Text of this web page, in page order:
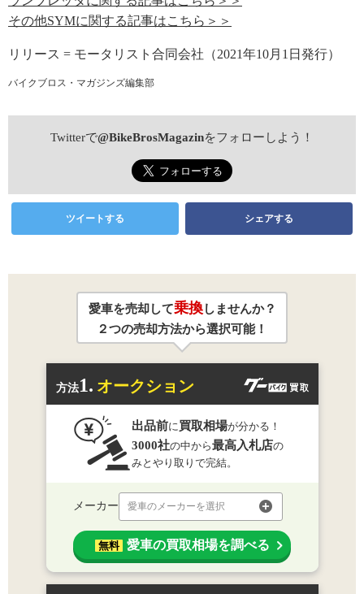
その他SYMに関する記事はこちら＞＞
リリース = モータリスト合同会社（2021年10月1日発行）
バイクブロス・マガジンズ編集部
Twitterで@BikeBrosMagazinをフォローしよう！
ツイートする シェアする
愛車を売却して乗換しませんか？
２つの売却方法から選択可能！
方法1. オークション
出品前に 買取相場が分かる！
3000社の中から最高入札店の
みとやり取りで完結。
メーカー 愛車のメーカーを選択
無料 愛車の買取相場を調べる